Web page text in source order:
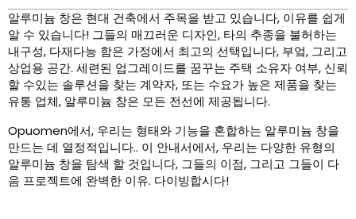
알루미늄 창은 현대 건축에서 주목을 받고 있습니다, 이유를 쉽게
알 수 있습니다! 그들의 매끄러운 디자인, 타의 추종을 불허하는
내구성, 다재다능 함은 가정에서 최고의 선택입니다, 부엌, 그리고
상업용 공간. 세련된 업그레이드를 꿈꾸는 주택 소유자 여부, 신뢰
할 수있는 솔루션을 찾는 계약자, 또는 수요가 높은 제품을 찾는
유통 업체, 알루미늄 창은 모든 전선에 제공됩니다.
Opuomen에서, 우리는 형태와 기능을 혼합하는 알루미늄 창을
만드는 데 열정적입니다.. 이 안내서에서, 우리는 다양한 유형의
알루미늄 창을 탐색 할 것입니다, 그들의 이점, 그리고 그들이 다
음 프로젝트에 완벽한 이유. 다이빙합시다!